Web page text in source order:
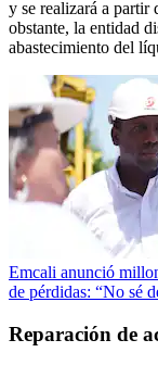
y se realizará a partir
obstante, la entidad
abastecimiento del
Emcali anunció
de pérdidas: “No sé
Reparación de